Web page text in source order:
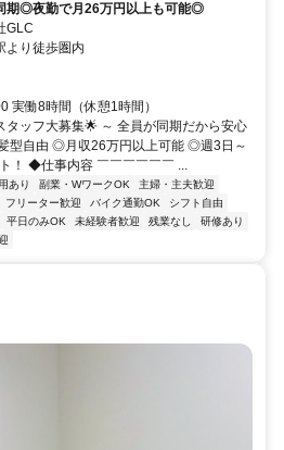
期◎夜勤で月26万円以上も可能◎
GLC
より徒歩圏内
実働8時間（休憩1時間）
タッフ大募集🌟 ～ 全員が同期だから安心
型自由 ◎月収26万円以上可能 ◎週3日～
！ ◆仕事内容 ￣￣￣￣￣￣ ...
あり 副業・WワークOK
主婦・主夫歓迎
フリーター歓迎 バイク通勤OK
シフト自由
平日のみOK 未経験者歓迎 残業なし
研修あり